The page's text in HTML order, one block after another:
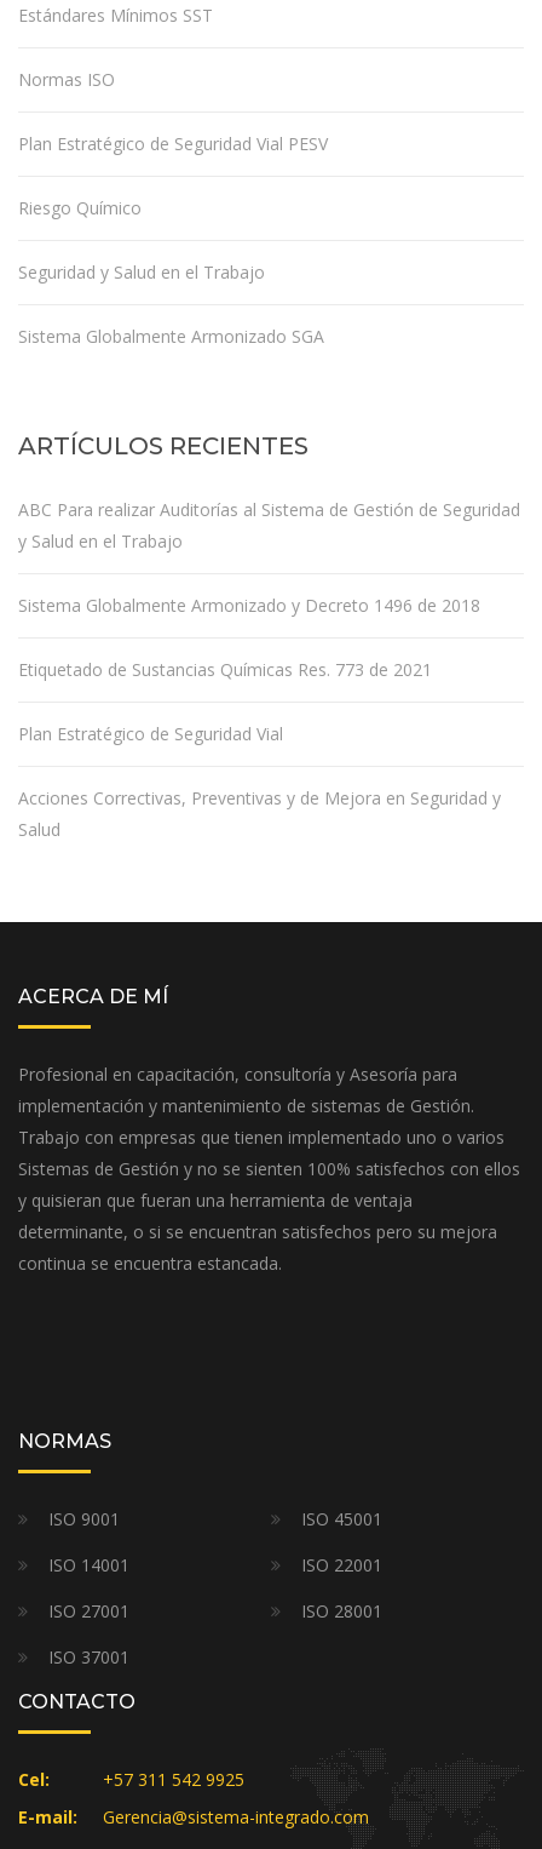
Estándares Mínimos SST
Normas ISO
Plan Estratégico de Seguridad Vial PESV
Riesgo Químico
Seguridad y Salud en el Trabajo
Sistema Globalmente Armonizado SGA
ARTÍCULOS RECIENTES
ABC Para realizar Auditorías al Sistema de Gestión de Seguridad
y Salud en el Trabajo
Sistema Globalmente Armonizado y Decreto 1496 de 2018
Etiquetado de Sustancias Químicas Res. 773 de 2021
Plan Estratégico de Seguridad Vial
Acciones Correctivas, Preventivas y de Mejora en Seguridad y
Salud
ACERCA DE MÍ
Profesional en capacitación, consultoría y Asesoría para
implementación y mantenimiento de sistemas de Gestión.
Trabajo con empresas que tienen implementado uno o varios
Sistemas de Gestión y no se sienten 100% satisfechos con ellos
y quisieran que fueran una herramienta de ventaja
determinante, o si se encuentran satisfechos pero su mejora
continua se encuentra estancada.
NORMAS
ISO 9001
ISO 45001
ISO 14001
ISO 22001
ISO 27001
ISO 28001
ISO 37001
CONTACTO
Cel:
+57 311 542 9925
E-mail:
Gerencia@sistema-integrado.com